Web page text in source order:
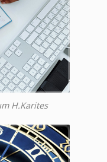
H.Karites